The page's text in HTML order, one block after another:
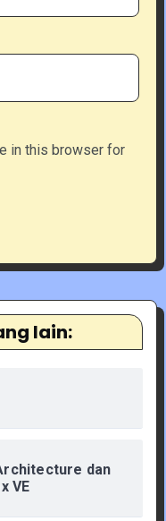
in this browser for
lain:
dan
VE